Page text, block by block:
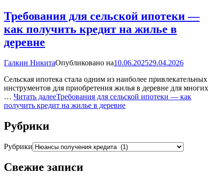
Требования для сельской ипотеки —
как получить кредит на жилье в
деревне
Галкин НикитаОпубликовано на10.06.202529.04.2026
Сельская ипотека стала одним из наиболее привлекательных
инструментов для приобретения жилья в деревне для многих
… Читать далееТребования для сельской ипотеки — как
получить кредит на жилье в деревне
Рубрики
Рубрики
Свежие записи